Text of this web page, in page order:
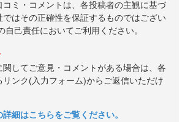
コミ・コメントは、各投稿者の主観に基づ
ではその正確性を保証するものではござい
自己責任においてご利用ください。
してご意見・コメントがある場合は、各
リンク(入力フォーム)からご返信いただけ
細はこちらをご覧ください。